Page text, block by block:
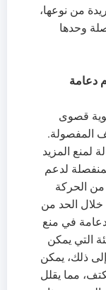
من نوعها،
وحدها
دعامة
قصوى
المفصولة.
لمنع المزيد
لدعم
الحركة
الحد من
في منع
التي يمكن
ذلك، يمكن
مما يقلل